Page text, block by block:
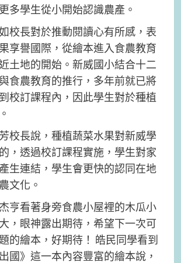
多學生從小開始認識農產。
校長對於推動閱讀心有所感，表
享譽國際，從繪本進入食農教育
土地的開始。新威國小結合十二
食農教育的推行，多年前就已將
校訂課程內，因此學生對於種植
校長說，種植蔬菜水果對新威學
，透過校訂課程實施，學生對家
生連結，學生會更快的認同在地
文化。
亨看著身旁食農小屋裡的木瓜小
，眼神露出期待，希望下一次可
的繪本，好期待！ 皓民同學看到
國》這一本內容豐富的繪本說，